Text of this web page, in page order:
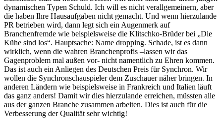
dynamischen Typen Schuld. Ich will es nicht verallgemeinern, aber
die haben Ihre Hausaufgaben nicht gemacht. Und wenn hierzulande
PR betrieben wird, dann legt sich ein Augenmerk auf
Branchenfremde wie beispielsweise die Klitschko-Brüder bei „Die
Kühe sind los“. Hauptsache: Name dropping. Schade, ist es dann
wirklich, wenn die wahren Branchenprofis –lassen wir das
Gagenproblem mal außen vor- nicht namentlich zu Ehren kommen.
Das ist auch ein Anliegen des Deutschen Preis für Synchron. Wir
wollen die Synchronschauspieler dem Zuschauer näher bringen. In
anderen Ländern wie beispielsweise in Frankreich und Italien läuft
das ganz anders! Damit wir dies hierzulande erreichen, müssten alle
aus der ganzen Branche zusammen arbeiten. Dies ist auch für die
Verbesserung der Qualität sehr wichtig!